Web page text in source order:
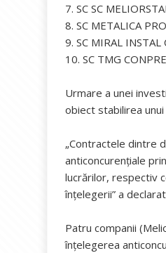
7. SC SC
8. SC METALICA
9. SC MIRAL
10. SC TMG
Urmare a unei
obiect stabilirea
„Contractele dintre
anticoncurenţiale
lucrărilor, respectiv
înţelegerii” a
Patru companii
înţelegerea